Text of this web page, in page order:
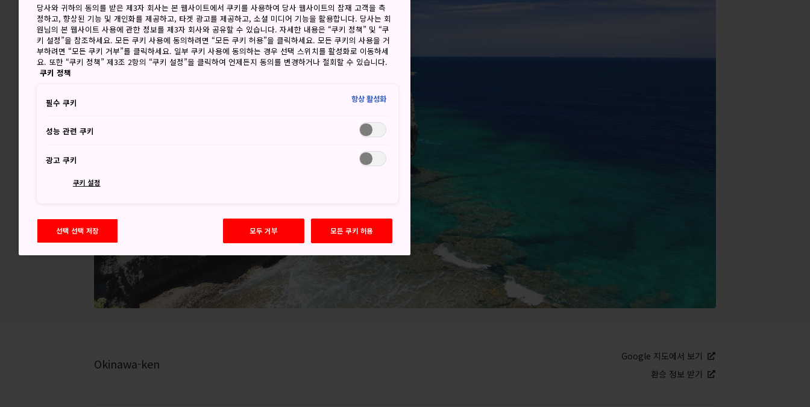
Okinawa-ken
Google 지도에서 보기
환승 정보 받기
당사와 귀하의 동의를 받은 제3자 회사는 본 웹사이트에서 쿠키를 사용하여 당사 웹사이트의 잠재 고객을 측
정하고, 향상된 기능 및 개인화를 제공하고, 타겟 광고를 제공하고, 소셜 미디어 기능을 활용합니다. 당사는 회
원님의 본 웹사이트 사용에 관한 정보를 제3자 회사와 공유할 수 있습니다. 자세한 내용은 “쿠키 정책” 및 “쿠
키 설정”을 참조하세요. 모든 쿠키 사용에 동의하려면 “모든 쿠키 허용”을 클릭하세요. 모든 쿠키의 사용을 거
부하려면 “모든 쿠키 거부”를 클릭하세요. 일부 쿠키 사용에 동의하는 경우 선택 스위치를 활성화로 이동하세
요. 또한 “쿠키 정책” 제3조 2항의 “쿠키 설정”을 클릭하여 언제든지 동의를 변경하거나 철회할 수 있습니다.
쿠키 정책
필수 쿠키 항상 활성화
성능 관련 쿠키
광고 쿠키
쿠키 설정
선택 선택 저장 모두 거부 모든 쿠키 허용